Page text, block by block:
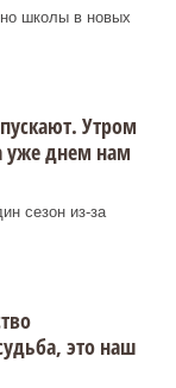
школы в новых
Утром
уже днем нам
сезон из-за
это наш